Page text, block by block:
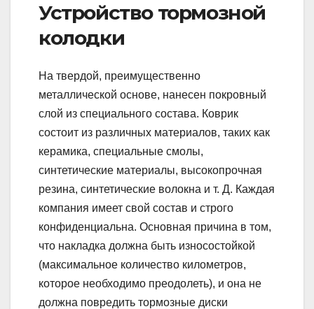
Устройство тормозной
колодки
На твердой, преимущественно
металлической основе, нанесен покровный
слой из специального состава. Коврик
состоит из различных материалов, таких как
керамика, специальные смолы,
синтетические материалы, высокопрочная
резина, синтетические волокна и т. Д. Каждая
компания имеет свой состав и строго
конфиденциальна. Основная причина в том,
что накладка должна быть износостойкой
(максимальное количество километров,
которое необходимо преодолеть), и она не
должна повредить тормозные диски